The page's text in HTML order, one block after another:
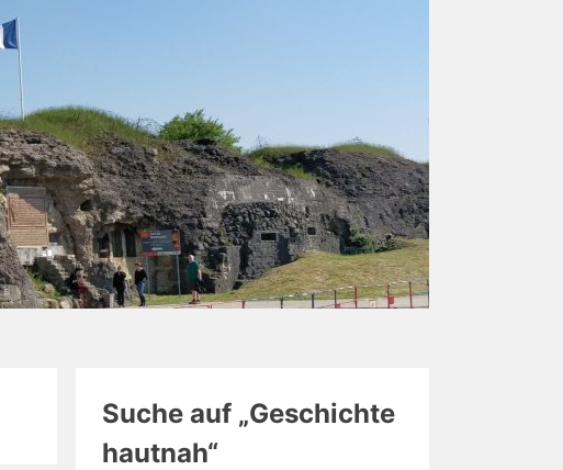
Suche auf „Geschichte
hautnah“